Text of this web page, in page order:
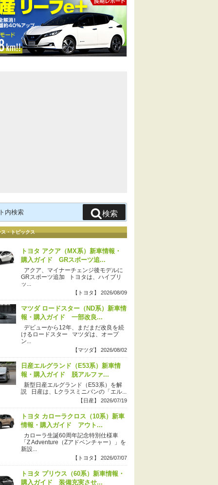
検索
ス・トピックス
トヨタ アクア（MX系）新車情報・
購入ガイド GRスポーツ追...
アクア、マイナーチェンジ後モデルに
GRスポーツ追加 トヨタは、ハイブリ
ッ...
【トヨタ】 2026/08/09
マツダ ロードスター（ND系）新車情
報・購入ガイド 一部改良...
デビューから12年、まだまだ改良を続
けるロードスター マツダは、オープ
ン...
【マツダ】 2026/08/02
日産エルグランド（E53系）新車情
報・購入ガイド 脱アルファ...
新型日産エルグランド（E53系）を解
説 日産は、Lクラスミニバンの「エル...
【日産】 2026/07/19
トヨタ カローラクロス（10系）新車
情報・購入ガイド アウト...
カローラ生誕60周年記念特別仕様車
「Z Adventure（Zアドベンチャー）」を
新設...
【トヨタ】 2026/07/07
トヨタ プリウス（60系）新車情報・
購入ガイド 装備充実させ...